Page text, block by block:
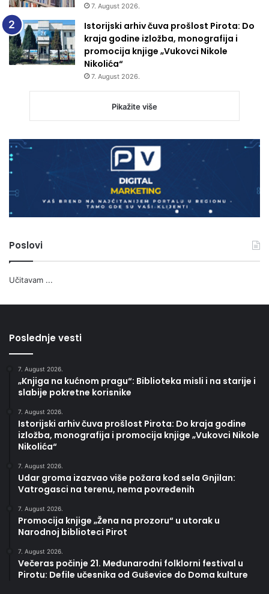
7. August 2026.
Istorijski arhiv čuva prošlost Pirota: Do
kraja godine izložba, monografija i
promocija knjige „Vukovci Nikole
Nikolića“
7. August 2026.
Pikažite više
Poslovi
Učitavam ...
Poslednje vesti
7. August 2026.
„Knjiga na kućnom pragu“: Biblioteka misli i na starije i
slabije pokretne korisnike
7. August 2026.
Istorijski arhiv čuva prošlost Pirota: Do kraja godine
izložba, monografija i promocija knjige „Vukovci Nikole
Nikolića“
7. August 2026.
Udar groma izazvao više požara kod sela Gnjilan:
Vatrogasci na terenu, nema povređenih
7. August 2026.
Promocija knjige „Žena na prozoru“ u utorak u
Narodnoj biblioteci Pirot
7. August 2026.
Večeras počinje 21. Međunarodni folklorni festival u
Pirotu: Defile učesnika od Guševice do Doma kulture